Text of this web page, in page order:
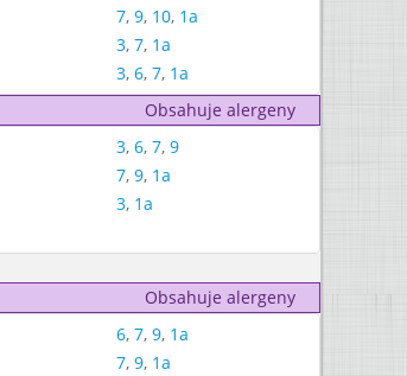
7, 9, 10, 1a
3, 7, 1a
3, 6, 7, 1a
Obsahuje alergeny
3, 6, 7, 9
7, 9, 1a
3, 1a
Obsahuje alergeny
6, 7, 9, 1a
7, 9, 1a